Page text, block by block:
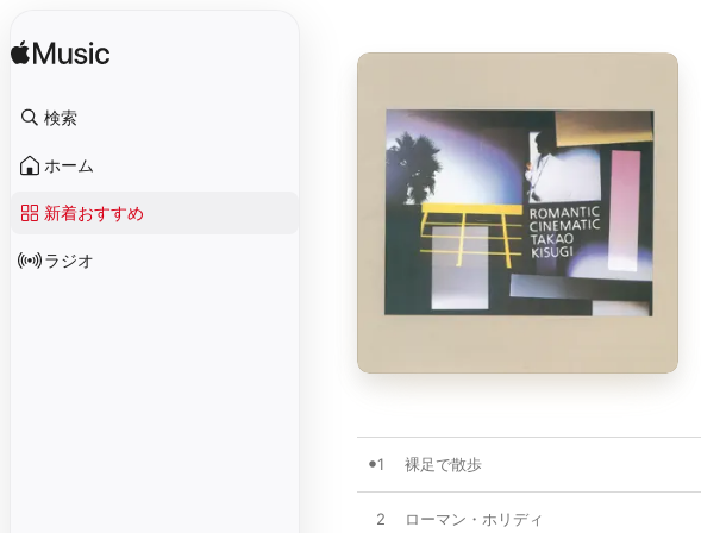
検索
ホーム
新着おすすめ
ラジオ
1 裸足で散歩
2 ローマン・ホリディ